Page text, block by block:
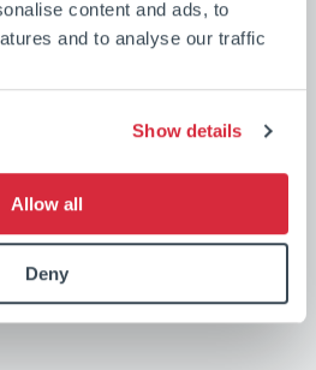
content and ads, to
and to analyse our traffic
Show details
Allow all
Deny